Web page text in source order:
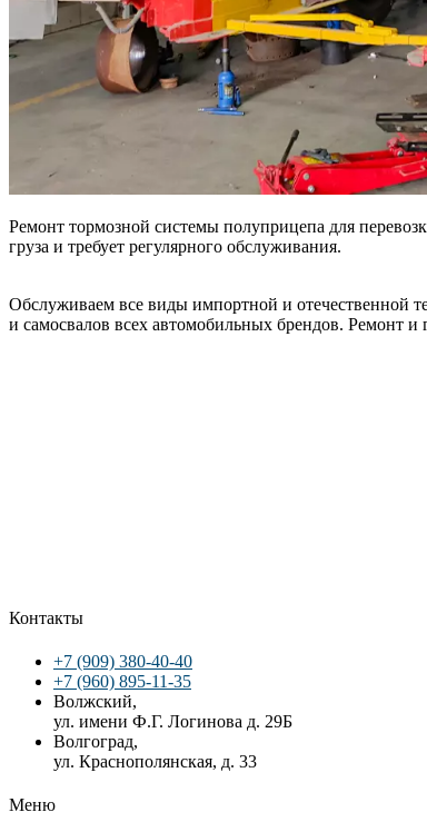
Ремонт тормозной системы полуприцепа для
груза и требует регулярного обслуживания.
Обслуживаем все виды импортной и отечественной
и самосвалов всех автомобильных брендов. Ремонт
Контакты
+7 (909) 380-40-40
+7 (960) 895-11-35
Волжский,
ул. имени Ф.Г. Логинова д. 29Б
Волгоград,
ул. Краснополянская, д. 33
Меню